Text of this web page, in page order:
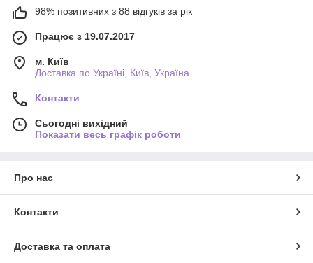
98% позитивних з 88 відгуків за рік
Працює з 19.07.2017
м. Київ
Доставка по Україні, Київ, Україна
Контакти
Сьогодні вихідний
Показати весь графік роботи
Про нас
Контакти
Доставка та оплата